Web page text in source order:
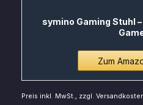
symino Gaming Stuhl
Zum
Preis inkl. MwSt., zzgl.